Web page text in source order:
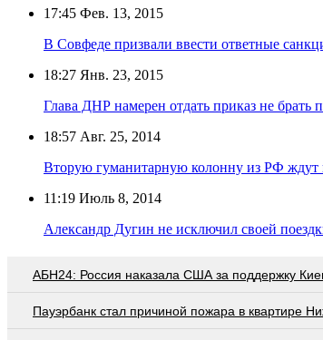
17:45 Фев. 13, 2015
В Совфеде призвали ввести ответные
18:27 Янв. 23, 2015
Глава ДНР намерен отдать приказ не брать
18:57 Авг. 25, 2014
Вторую гуманитарную колонну из РФ ждут
11:19 Июль 8, 2014
Александр Дугин не исключил своей
АБН24: Россия наказала США за поддержку
Пауэрбанк стал причиной пожара в квартире